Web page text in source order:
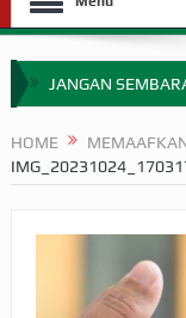
JANGAN
MIMPI YANG
SEBELUM TIBA SAAT
HAKIKAT
HOME